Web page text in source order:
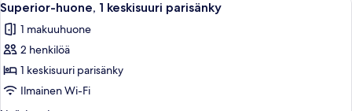
sänkyä
kaikki
huonetyypin
Superior-
huone,
1
1
Superior-huone, 1 keskisuuri parisänky
1 makuuhuone
2 henkilöä
1 keskisuuri parisänky
Ilmainen Wi-Fi